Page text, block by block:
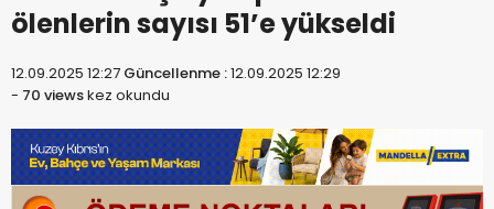
ölenlerin sayısı 51’e yükseldi
12.09.2025 12:27 Güncellenme :12.09.2025 12:29
- 70 viewskez okundu